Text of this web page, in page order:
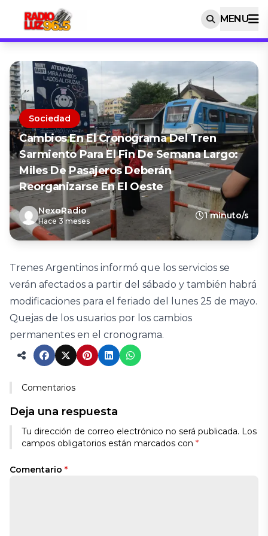
MENU
Sociedad
Cambios En El Cronograma Del Tren
Sarmiento Para El Fin De Semana Largo:
Miles De Pasajeros Deberán
Reorganizarse En El Oeste
NexoRadio
Hace 3 meses
1 minuto/s
Trenes Argentinos informó que los servicios se
verán afectados a partir del sábado y también habrá
modificaciones para el feriado del lunes 25 de mayo.
Quejas de los usuarios por los cambios
permanentes en el cronograma.
Comentarios
Deja una respuesta
Tu dirección de correo electrónico no será publicada. Los
campos obligatorios están marcados con *
Comentario *